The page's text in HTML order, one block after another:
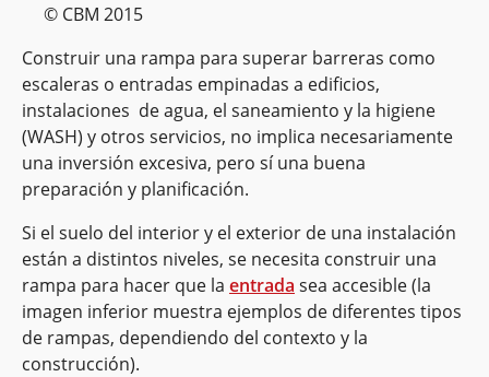
© CBM 2015
Construir una rampa para superar barreras como
escaleras o entradas empinadas a edificios,
instalaciones deagua, el saneamiento y la higiene
(WASH) y otros servicios, no implica necesariamente
una inversión excesiva, pero sí una buena
preparación y planificación.
Si el suelo del interior y el exterior de una instalación
están a distintos niveles, se necesita construir una
rampa para hacer que la entrada sea accesible (la
imagen inferior muestra ejemplos de diferentes tipos
de rampas, dependiendo del contexto y la
construcción).